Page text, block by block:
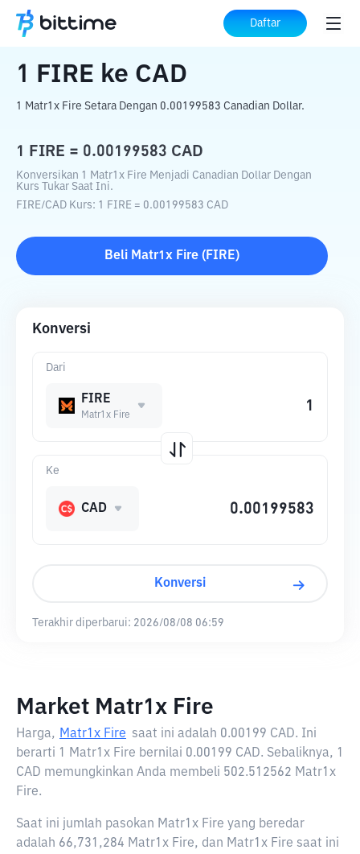
Daftar
Beranda Konverter Kripto ke CAD
1 FIRE ke CAD
1 Matr1x Fire Setara Dengan 0.00199583 Canadian Dollar.
1 FIRE = 0.00199583 CAD
Konversikan 1 Matr1x Fire Menjadi Canadian Dollar Dengan
Kurs Tukar Saat Ini.
FIRE/CAD Kurs: 1 FIRE = 0.00199583 CAD
Beli Matr1x Fire ( FIRE)
Konversi
Dari
FIRE
Matr1x Fire
Ke
CAD
Konversi
Terakhir diperbarui: 2026/08/08 06:59
Market Matr1x Fire
Harga, Matr1x Fire saat ini adalah 0.00199 CAD. Ini
berarti 1 Matr1x Fire bernilai 0.00199 CAD. Sebaliknya, 1
CAD memungkinkan Anda membeli 502.512562 Matr1x
Fire.
Saat ini jumlah pasokan Matr1x Fire yang beredar
adalah 66,731,284 Matr1x Fire, dan Matr1x Fire saat ini